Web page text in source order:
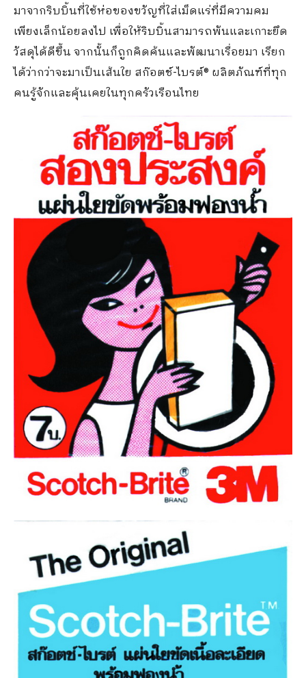
มาจากริบบิ้นที่ใช้ห่อของขวัญที่ใส่เม็ดแร่ที่มีความคม
เพียงเล็กน้อยลงไป เพื่อให้ริบบิ้นสามารถพันและเกาะยึด
วัสดุได้ดีขึ้น จากนั้นก็ถูกคิดค้นและพัฒนาเรื่อยมา เรียก
ได้ว่ากว่าจะมาเป็นเส้นใย สก๊อตช์-ไบรต์® ผลิตภัณฑ์ที่ทุก
คนรู้จักและคุ้นเคยในทุกครัวเรือนไทย